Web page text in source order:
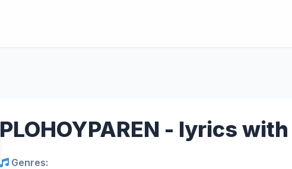
PLOHOYPAREN - lyrics
Genres: